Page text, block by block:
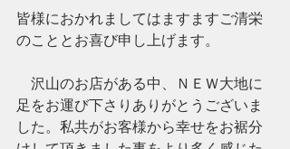
皆様におかれましてはますますご清栄
のこととお喜び申し上げます。
沢山のお店がある中、ＮＥＷ大地に
足をお運び下さりありがとうございま
した。私共がお客様から幸せをお裾分